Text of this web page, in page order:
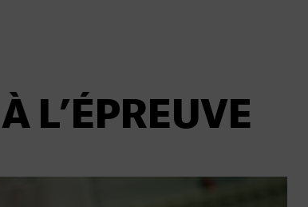
L’ÉPREUVE